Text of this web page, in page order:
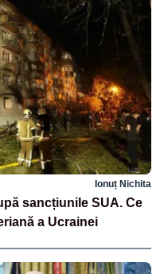
Ionuț Nichita
sancțiunile SUA. Ce
a Ucrainei